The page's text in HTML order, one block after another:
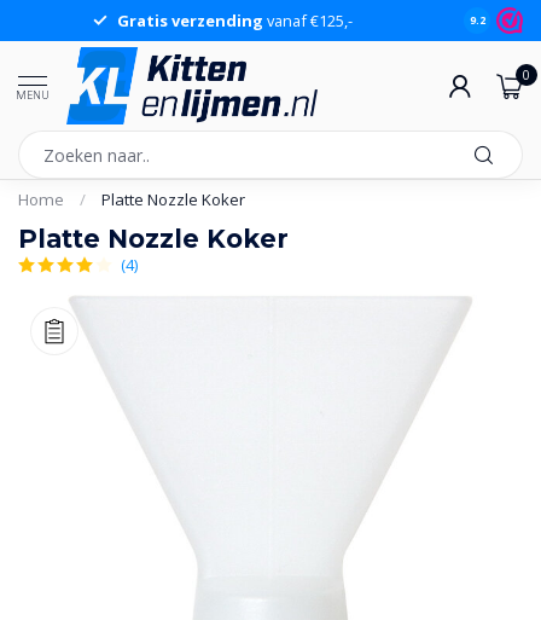
Gratis verzending vanaf €125,- 9.2
MENU
0
Home / Platte Nozzle Koker
Platte Nozzle Koker
(4)